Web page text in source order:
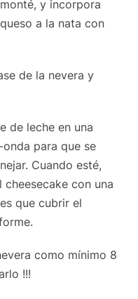
y incorpora
a la nata con
de la nevera y
de leche en una
para que se
Cuando esté,
con una
que cubrir el
como mínimo 8
!!!